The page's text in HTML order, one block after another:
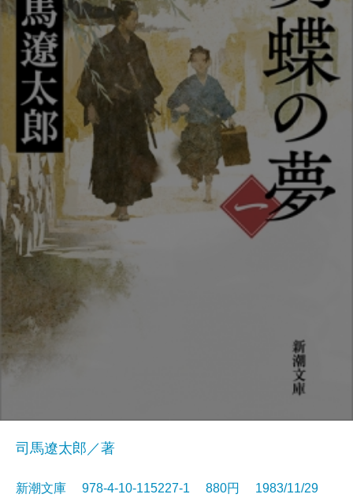
司馬遼太郎／著
新潮文庫 978-4-10-115227-1 880円 1983/11/29